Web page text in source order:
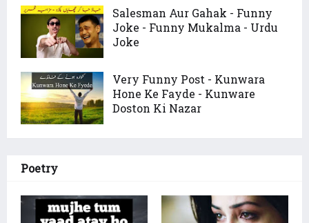
Salesman Aur Gahak - Funny
Joke - Funny Mukalma - Urdu
Joke
Very Funny Post - Kunwara
Hone Ke Fayde - Kunware
Doston Ki Nazar
Poetry